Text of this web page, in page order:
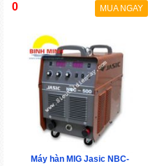
0 MUA NGAY
Máy hàn MIG Jasic NBC-